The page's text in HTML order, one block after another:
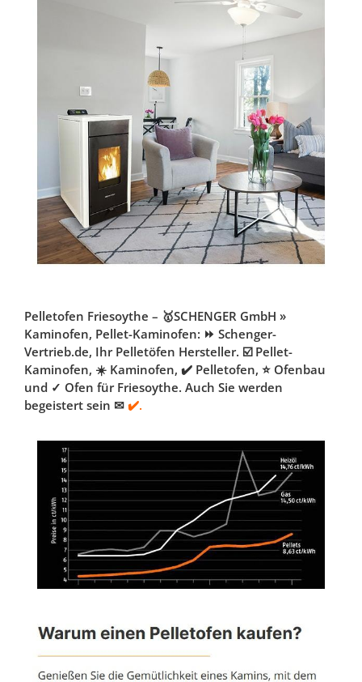
Pelletofen Friesoythe – 🥇SCHENGER GmbH »
Kaminofen, Pellet-Kaminofen: ⏩ Schenger-
Vertrieb.de, Ihr Pelletöfen Hersteller. ☑️ Pellet-
Kaminofen, ☀️ Kaminofen, ✔️ Pelletofen, ⭐ Ofenbau
und ✓ Ofen für Friesoythe. Auch Sie werden
begeistert sein ✉ ✔️.